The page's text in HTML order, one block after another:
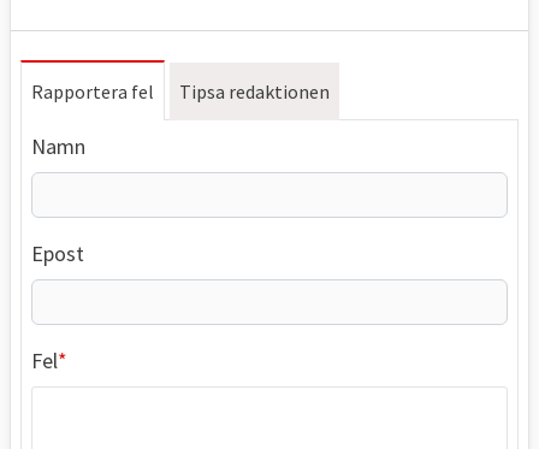
Rapportera fel Tipsa redaktionen
Namn
Epost
Fel